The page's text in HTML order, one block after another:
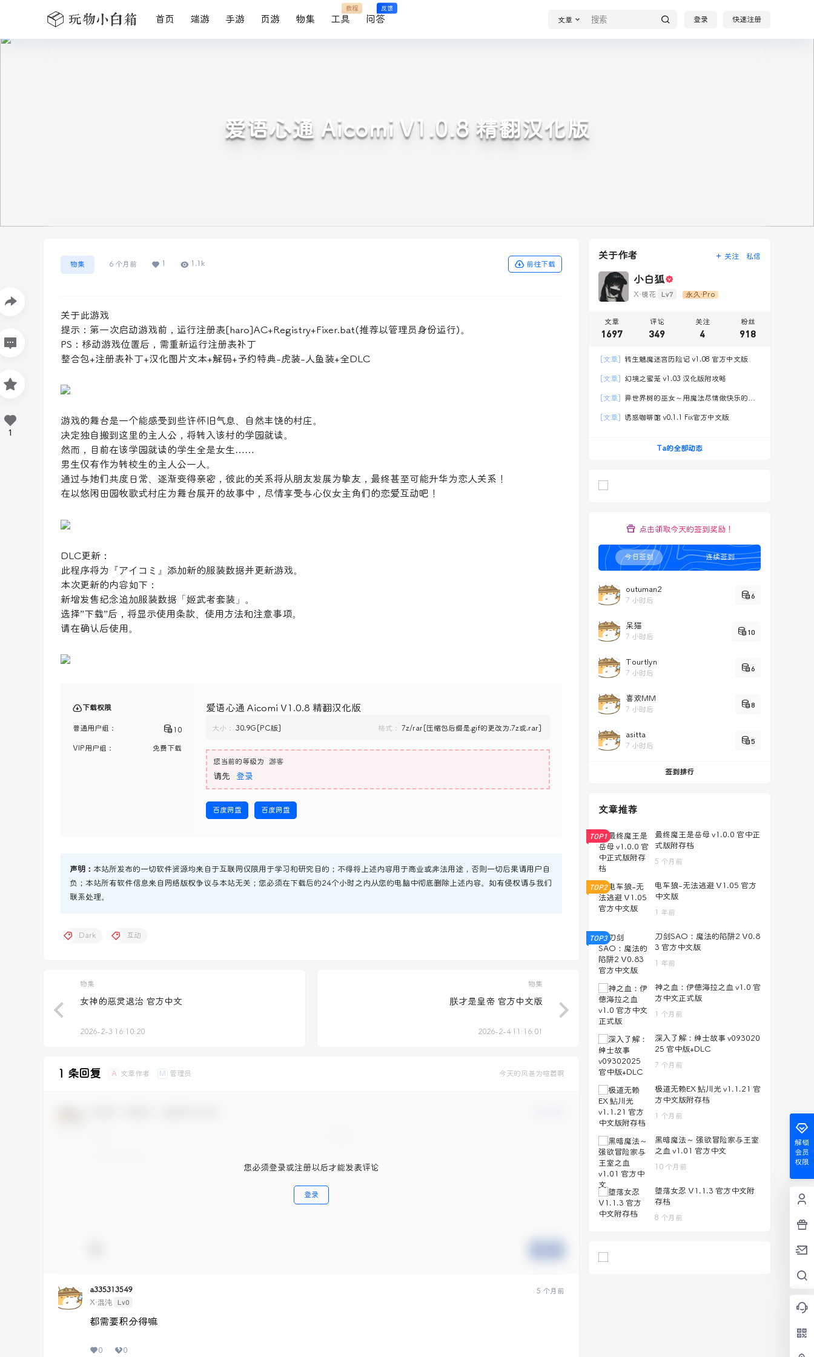
首页 端游 手游 页游 物集 工具
教程
问答
反馈
文章 登录 快速注册
爱语心通 Aicomi V1.0.8 精翻汉化版
物集 6 个月前 1 1.1k 前往下载
关于此游戏
提示：第一次启动游戏前，运行注册表[haro]AC+Registry+Fixer.bat(推荐以管理员身份运行)。
PS：移动游戏位置后，需重新运行注册表补丁
整合包+注册表补丁+汉化图片文本+解码+予约特典-虎装-人鱼装+全DLC
游戏的舞台是一个能感受到些许怀旧气息、自然丰饶的村庄。
决定独自搬到这里的主人公，将转入该村的学园就读。
然而，目前在该学园就读的学生全是女生……
男生仅有作为转校生的主人公一人。
通过与她们共度日常、逐渐变得亲密，彼此的关系将从朋友发展为挚友，最终甚至可能升华为恋人关系！
在以悠闲田园牧歌式村庄为舞台展开的故事中，尽情享受与心仪女主角们的恋爱互动吧！
DLC更新：
此程序将为『アイコミ』添加新的服装数据并更新游戏。
本次更新的内容如下：
新增发售纪念追加服装数据「姬武者套装」。
选择”下载”后，将显示使用条款、使用方法和注意事项。
请在确认后使用。
下载权限
普通用户组： 10
VIP用户组： 免费下载
爱语心通 Aicomi V1.0.8 精翻汉化版
大小： 30.9G[PC版] 格式： 7z/rar[压缩包后缀是.gif的更改为.7z或.rar]
您当前的等级为 游客
请先 登录
百度网盘 百度网盘
声明： 本站所发布的一切软件资源均来自于互联网仅限用于学习和研究目的；不得将上述内容用于商业或非法用途，否则一切后果请用户自
负；本站所有软件信息来自网络版权争议与本站无关；您必须在下载后的24个小时之内从您的电脑中彻底删除上述内容。如有侵权请与我们
联系处理。
1
Dark 互动
物集
女神的恶灵退治 官方中文
2026-2-3 16:10:20
物集
朕才是皇帝 官方中文版
2026-2-4 11:16:01
1 条回复 A 文章作者 M 管理员 今天的风甚为喧嚣啊
您必须登录或注册以后才能发表评论
登录
a335313549
X·混沌
Lv0
5 个月前
都需要积分得嘛
0 0
关于作者 关注 私信
小白狐
X·镜花 Lv7 永久·Pro
文章
1697
评论
349
关注
4
粉丝
918
[文章] 转生魅魔迷宫历险记 v1.08 官方中文版
[文章] 幻境之蜜笼 v1.03 汉化版附攻略
[文章]
异世界树的巫女～用魔法尽情做快乐的事
[文章]
诱惑咖啡馆 v0.1.1 Fix官方中文版
Ta的全部动态
点击领取今天的签到奖励！
今日签到 连续签到
outuman2
7 小时后
6
呆猫
7 小时后
10
Tourtlyn
7 小时后
6
喜欢MM
7 小时后
8
asitta
7 小时后
5
签到排行
文章推荐
TOP1
最终魔王是岳母 v1.0.0 官中正
式版附存档
5 个月前
TOP2
电车狼-无法逃避 V1.05 官方
中文版
1 年前
TOP3
刀剑SAO：魔法的陷阱2 V0.8
3 官方中文版
1 年前
神之血：伊德海拉之血 v1.0 官
方中文正式版
1 个月前
深入了解：绅士故事 v093020
25 官中版+DLC
7 个月前
极道无赖EX 鮎川光 v1.1.21 官
方中文版附存档
1 个月前
黑暗魔法～ 强欲冒险家与王室
之血 v1.01 官方中文
10 个月前
堕落女忍 V1.1.3 官方中文附
存档
8 个月前
解锁
会员
权限